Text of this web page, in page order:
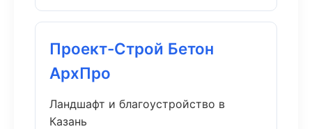
Проект-Строй Бетон
АрхПро
Ландшафт и благоустройство в
Казань